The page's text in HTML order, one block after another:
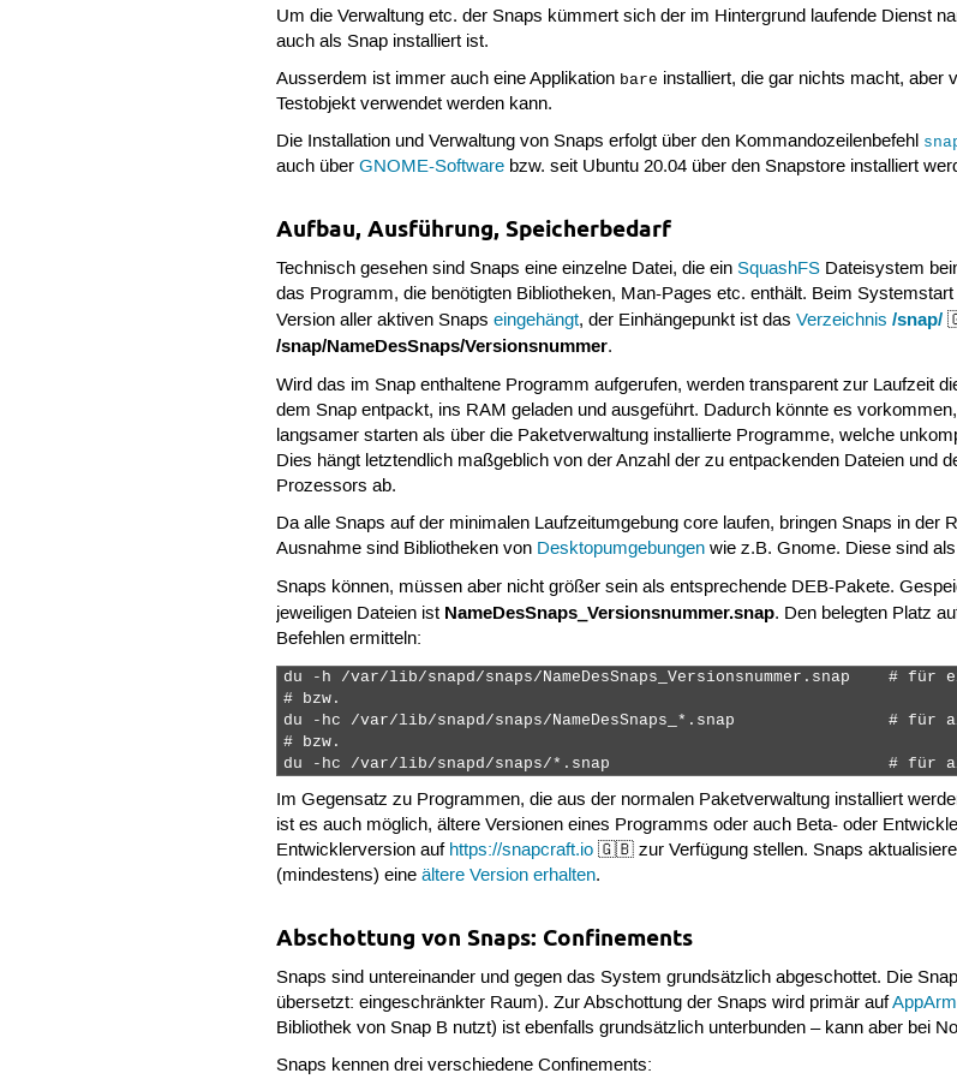
Um die Verwaltung etc. der Snaps kümmert sich der im Hintergrund laufende Dienst
auch als Snap installiert ist.
Ausserdem ist immer auch eine Applikation bare installiert, die gar nichts macht, aber
Testobjekt verwendet werden kann.
Die Installation und Verwaltung von Snaps erfolgt über den Kommandozeilenbefehl
auch überGNOME-Software bzw. seit Ubuntu 20.04 über den Snapstore installiert
Aufbau, Ausführung, Speicherbedarf
Technisch gesehen sind Snaps eine einzelne Datei, die einSquashFS Dateisystem
das Programm, die benötigten Bibliotheken, Man-Pages etc. enthält. Beim
Version aller aktiven Snapseingehängt, der Einhängepunkt ist dasVerzeichnis/snap/
/snap/NameDesSnaps/Versionsnummer.
Wird das im Snap enthaltene Programm aufgerufen, werden transparent zur Laufzeit
dem Snap entpackt, ins RAM geladen und ausgeführt. Dadurch könnte es
langsamer starten als über die Paketverwaltung installierte Programme, welche
Dies hängt letztendlich maßgeblich von der Anzahl der zu entpackenden Dateien und
Prozessors ab.
Da alle Snaps auf der minimalen Laufzeitumgebung core laufen, bringen Snaps in
Ausnahme sind Bibliotheken von Desktopumgebungen wie z.B. Gnome. Diese sind
Snaps können, müssen aber nicht größer sein als entsprechende DEB-Pakete.
jeweiligen Dateien ist NameDesSnaps_Versionsnummer.snap. Den belegten Platz
Befehlen ermitteln:
du -h /var/lib/snapd/snaps/NameDesSnaps_Versionsnummer.snap    # für
# bzw.
du -hc /var/lib/snapd/snaps/NameDesSnaps_*.snap                # für
# bzw.
du -hc /var/lib/snapd/snaps/*.snap                             # für
Im Gegensatz zu Programmen, die aus der normalen Paketverwaltung installiert
ist es auch möglich, ältere Versionen eines Programms oder auch Beta- oder
Entwicklerversion auf https://snapcraft.io 🇬🇧 zur Verfügung stellen. Snaps
(mindestens) eineältere Version erhalten.
Abschottung von Snaps: Confinements
Snaps sind untereinander und gegen das System grundsätzlich abgeschottet. Die
übersetzt: eingeschränkter Raum). Zur Abschottung der Snaps wird primär auf
Bibliothek von Snap B nutzt) ist ebenfalls grundsätzlich unterbunden – kann aber bei
Snaps kennen drei verschiedene Confinements: